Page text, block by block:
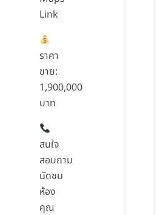
Link
ราคา
ขาย:
1,900,000
บาท
สนใจ
สอบถาม
นัดชม
ห้อง
คุณ